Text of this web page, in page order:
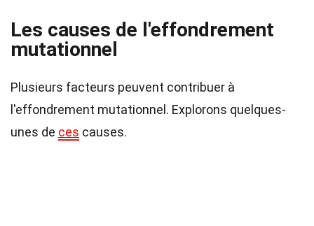
Les causes de l'effondrement
mutationnel
Plusieurs facteurs peuvent contribuer à
l'effondrement mutationnel. Explorons quelques-
unes de ces causes.